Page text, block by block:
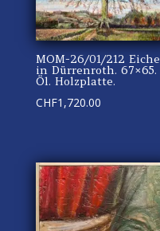
MOM-26/01/212 Eiche
in Dürrenroth. 67×65.
Öl. Holzplatte.
CHF1,720.00